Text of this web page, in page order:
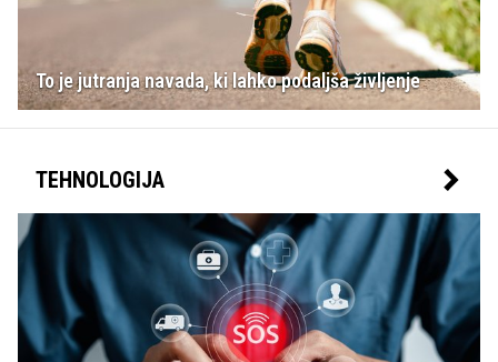
To je jutranja navada, ki lahko podaljša življenje
TEHNOLOGIJA